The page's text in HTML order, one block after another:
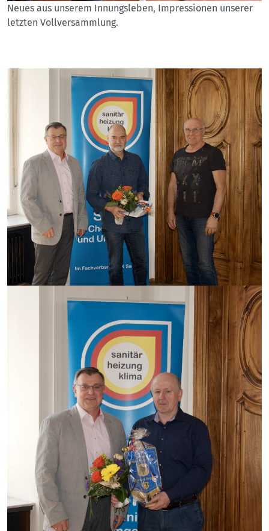
Neues aus unserem Innungsleben, Impressionen unserer
letzten Vollversammlung.